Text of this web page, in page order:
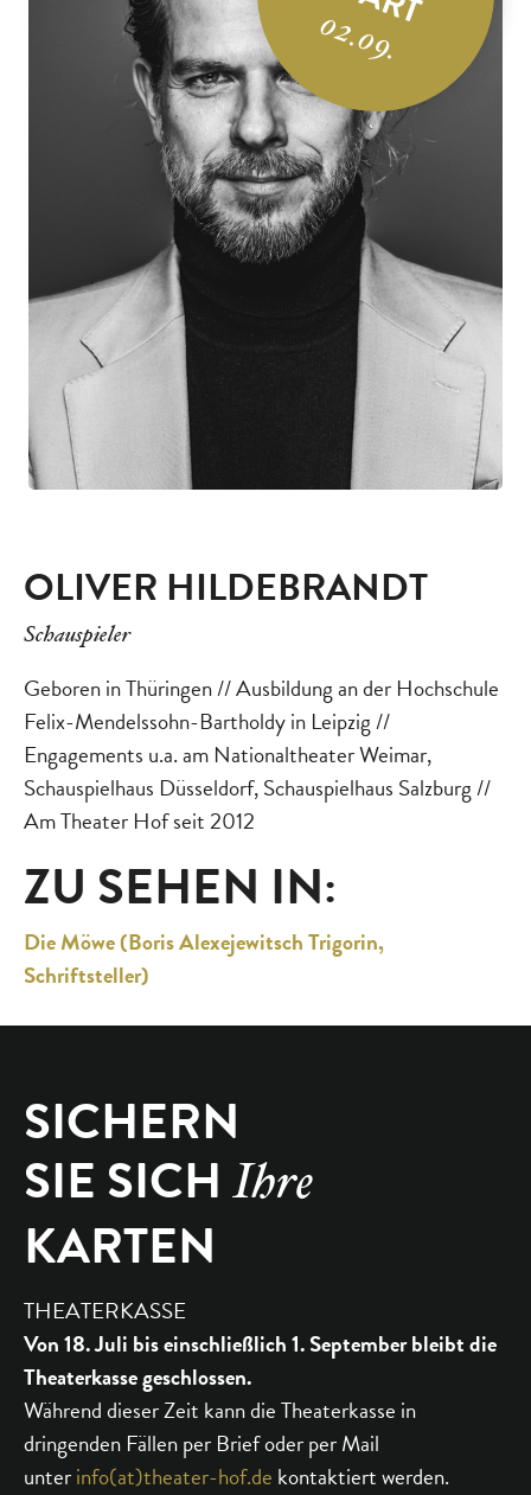
02.09.
OLIVER HILDEBRANDT
Schauspieler
Geboren in Thüringen // Ausbildung an der Hochschule
Felix-Mendelssohn-Bartholdy in Leipzig //
Engagements u.a. am Nationaltheater Weimar,
Schauspielhaus Düsseldorf, Schauspielhaus Salzburg //
Am Theater Hof seit 2012
ZU SEHEN IN:
Die Möwe (Boris Alexejewitsch Trigorin,
Schriftsteller)
SICHERN
SIE SICH Ihre
KARTEN
THEATERKASSE
Von 18. Juli bis einschließlich 1. September bleibt die
Theaterkasse geschlossen.
Während dieser Zeit kann die Theaterkasse in
dringenden Fällen per Brief oder per Mail
unterinfo(at)theater-hof.de kontaktiert werden.